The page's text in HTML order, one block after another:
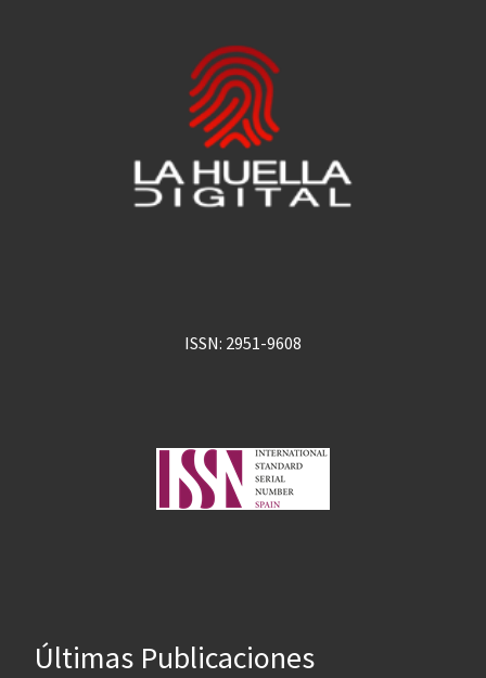
ISSN: 2951-9608
Últimas Publicaciones